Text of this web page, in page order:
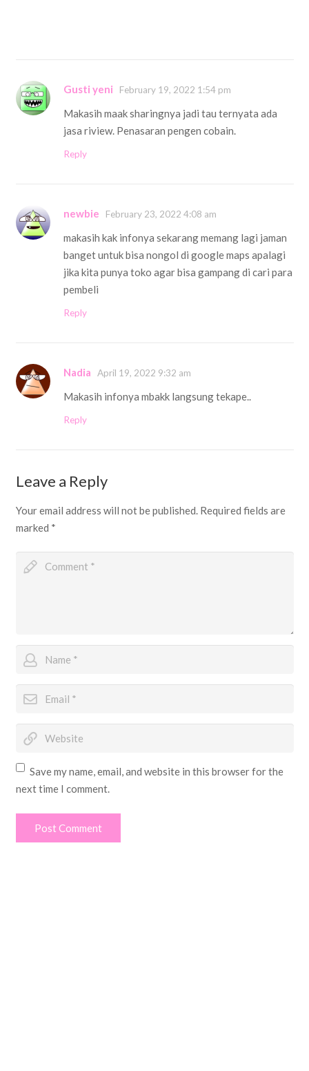
Gusti yeni February 19, 2022 1:54 pm
Makasih maak sharingnya jadi tau ternyata ada
jasa riview. Penasaran pengen cobain.
Reply
newbie February 23, 2022 4:08 am
makasih kak infonya sekarang memang lagi jaman
banget untuk bisa nongol di google maps apalagi
jika kita punya toko agar bisa gampang di cari para
pembeli
Reply
Nadia April 19, 2022 9:32 am
Makasih infonya mbakk langsung tekape..
Reply
Leave a Reply
Your email address will not be published. Required fields are
marked *
Save my name, email, and website in this browser for the
next time I comment.
Post Comment